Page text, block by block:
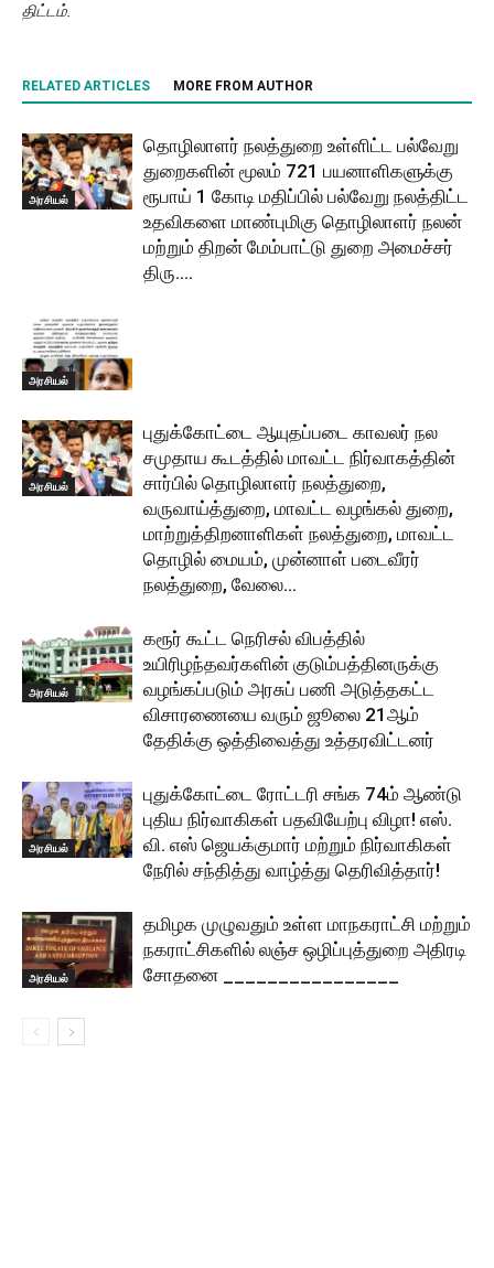
திட்டம்.
RELATED ARTICLES MORE FROM AUTHOR
அரசியல்
தொழிலாளர் நலத்துறை உள்ளிட்ட பல்வேறு
துறைகளின் மூலம் 721 பயனாளிகளுக்கு
ரூபாய் 1 கோடி மதிப்பில் பல்வேறு நலத்திட்ட
உதவிகளை மாண்புமிகு தொழிலாளர் நலன்
மற்றும் திறன் மேம்பாட்டு துறை அமைச்சர்
திரு....
அரசியல்
அரசியல்
புதுக்கோட்டை ஆயுதப்படை காவலர் நல
சமுதாய கூடத்தில் மாவட்ட நிர்வாகத்தின்
சார்பில் தொழிலாளர் நலத்துறை,
வருவாய்த்துறை, மாவட்ட வழங்கல் துறை,
மாற்றுத்திறனாளிகள் நலத்துறை, மாவட்ட
தொழில் மையம், முன்னாள் படைவீரர்
நலத்துறை, வேலை...
அரசியல்
கரூர் கூட்ட நெரிசல் விபத்தில்
உயிரிழந்தவர்களின் குடும்பத்தினருக்கு
வழங்கப்படும் அரசுப் பணி அடுத்தகட்ட
விசாரணையை வரும் ஜூலை 21ஆம்
தேதிக்கு ஒத்திவைத்து உத்தரவிட்டனர்
அரசியல்
புதுக்கோட்டை ரோட்டரி சங்க 74ம் ஆண்டு
புதிய நிர்வாகிகள் பதவியேற்பு விழா! எஸ்.
வி. எஸ் ஜெயக்குமார் மற்றும் நிர்வாகிகள்
நேரில் சந்தித்து வாழ்த்து தெரிவித்தார்!
அரசியல்
தமிழக முழுவதும் உள்ள மாநகராட்சி மற்றும்
நகராட்சிகளில் லஞ்ச ஒழிப்புத்துறை அதிரடி
சோதனை ________________